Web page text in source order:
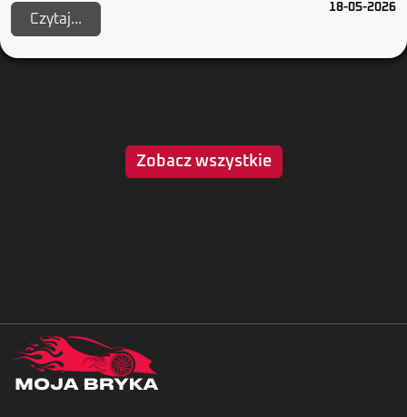
Czytaj...
18-05-2026
Zobacz wszystkie